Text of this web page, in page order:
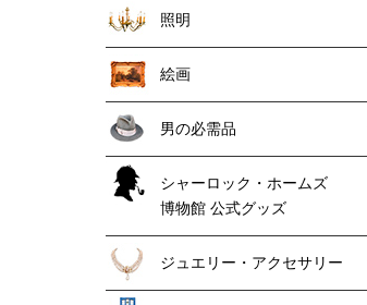
照明
絵画
男の必需品
シャーロック・ホームズ
博物館 公式グッズ
ジュエリー・アクセサリー